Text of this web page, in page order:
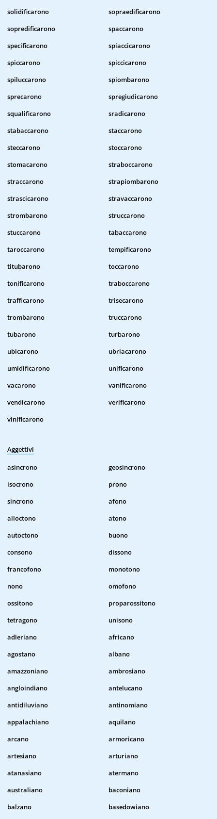
solidificarono
sopraedificarono
sopredificarono
spaccarono
specificarono
spiaccicarono
spiccarono
spiccicarono
spiluccarono
spiombarono
sprecarono
spregiudicarono
squalificarono
sradicarono
stabaccarono
staccarono
steccarono
stoccarono
stomacarono
straboccarono
straccarono
strapiombarono
strascicarono
stravaccarono
strombarono
struccarono
stuccarono
tabaccarono
taroccarono
tempificarono
titubarono
toccarono
tonificarono
traboccarono
trafficarono
trisecarono
trombarono
truccarono
tubarono
turbarono
ubicarono
ubriacarono
umidificarono
unificarono
vacarono
vanificarono
vendicarono
verificarono
vinificarono
Aggettivi
asincrono
geosincrono
isocrono
prono
sincrono
afono
alloctono
atono
autoctono
buono
consono
dissono
francofono
monotono
nono
omofono
ossitono
proparossitono
tetragono
unisono
adleriano
africano
agostano
albano
amazzoniano
ambrosiano
angloindiano
antelucano
antidiluviano
antinomiano
appalachiano
aquilano
arcano
armoricano
artesiano
arturiano
atanasiano
atermano
australiano
baconiano
balzano
basedowiano